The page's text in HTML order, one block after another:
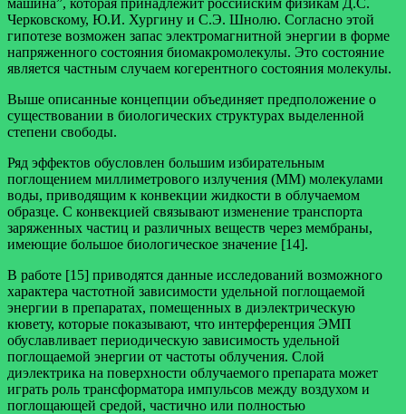
Черковскому, Ю.И. Хургину и С.Э. Шнолю. Согласно этой
гипотезе возможен запас электромагнитной энергии в форме
напряженного состояния биомакромолекулы. Это состояние
является частным случаем когерентного состояния молекулы.
Выше описанные концепции объединяет предположение о
существовании в биологических структурах выделенной
степени свободы.
Ряд эффектов обусловлен большим избирательным
поглощением миллиметрового излучения (ММ) молекулами
воды, приводящим к конвекции жидкости в облучаемом
образце. С конвекцией связывают изменение транспорта
заряженных частиц и различных веществ через мембраны,
имеющие большое биологическое значение [14].
В работе [15] приводятся данные исследований возможного
характера частотной зависимости удельной поглощаемой
энергии в препаратах, помещенных в диэлектрическую
кювету, которые показывают, что интерференция ЭМП
обуславливает периодическую зависимость удельной
поглощаемой энергии от частоты облучения. Слой
диэлектрика на поверхности облучаемого препарата может
играть роль трансформатора импульсов между воздухом и
поглощающей средой, частично или полностью